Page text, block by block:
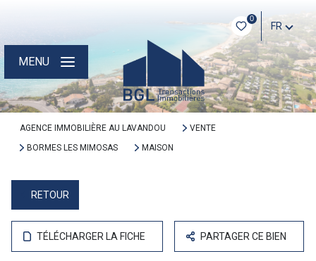
0
FR
MENU
AGENCE IMMOBILIÈRE AU LAVANDOU
VENTE
BORMES LES MIMOSAS
MAISON
RETOUR
TÉLÉCHARGER LA FICHE PARTAGER CE BIEN